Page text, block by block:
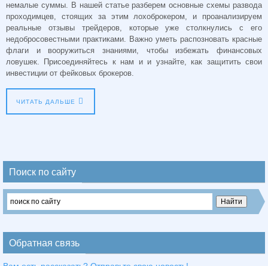
немалые суммы. В нашей статье разберем основные схемы развода
проходимцев, стоящих за этим лохоброкером, и проанализируем
реальные отзывы трейдеров, которые уже столкнулись с его
недобросовестными практиками. Важно уметь распозновать красные
флаги и вооружиться знаниями, чтобы избежать финансовых
ловушек. Присоединяйтесь к нам и и узнайте, как защитить свои
инвестиции от фейковых брокеров.
ЧИТАТЬ ДАЛЬШЕ
Поиск по сайту
Обратная связь